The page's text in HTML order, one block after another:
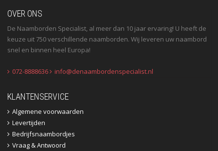
OVER ONS
De Naamborden Specialist, al meer dan 10 jaar ervaring! U heeft de
keuze uit 750 verschillende naamborden. Wij leveren uw naambord
snel en binnen heel Europa!
072-8888636 info@denaambordenspecialist.nl
KLANTENSERVICE
Algemene voorwaarden
Levertijden
Bedrijfsnaambordjes
Vraag & Antwoord